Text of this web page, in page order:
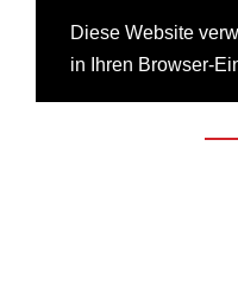
Diese Website
in Ihren Browser-